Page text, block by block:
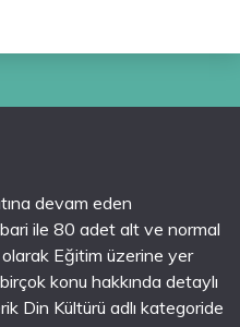
devam eden
ile 80 adet alt ve normal
Eğitim üzerine yer
konu hakkında detaylı
Din Kültürü adlı kategoride